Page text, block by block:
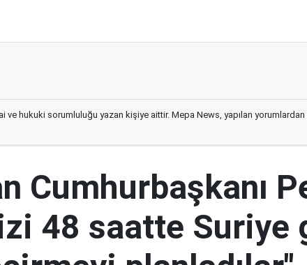
ve hukuki sorumluluğu yazan kişiye aittir. Mepa News, yapılan
Cumhurbaşkanı
48 saatte Suriye